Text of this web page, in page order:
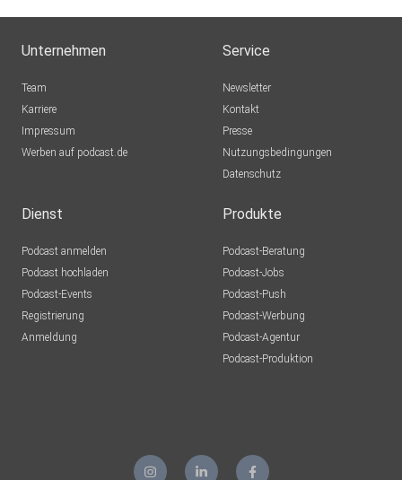
Unternehmen
Team
Karriere
Impressum
Werben auf podcast.de
Service
Newsletter
Kontakt
Presse
Nutzungsbedingungen
Datenschutz
Dienst
Podcast anmelden
Podcast hochladen
Podcast-Events
Registrierung
Anmeldung
Produkte
Podcast-Beratung
Podcast-Jobs
Podcast-Push
Podcast-Werbung
Podcast-Agentur
Podcast-Produktion